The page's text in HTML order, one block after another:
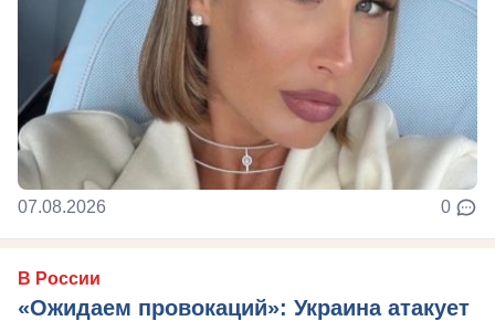
07.08.2026 0
В России
«Ожидаем провокаций»: Украина атакует